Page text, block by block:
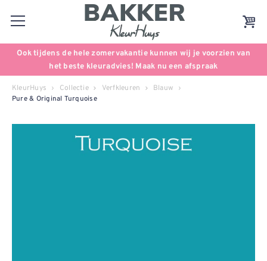
Ook tijdens de hele zomervakantie kunnen wij je voorzien van
het beste kleuradvies! Maak nu een afspraak
KleurHuys Collectie Verfkleuren Blauw
Pure & Original Turquoise